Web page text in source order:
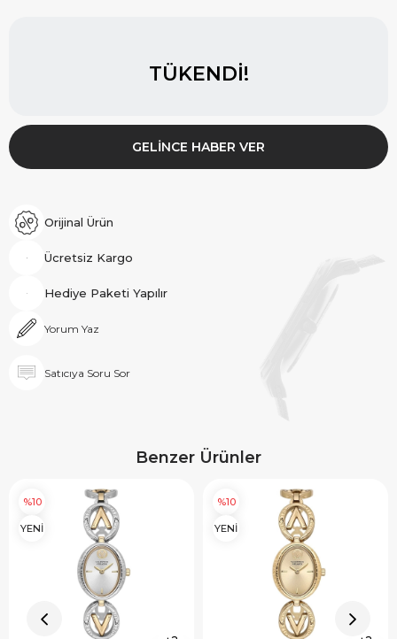
TÜKENDI!
GELINCE HABER VER
Orijinal Ürün
Ücretsiz Kargo
Hediye Paketi Yapılır
Yorum Yaz
Satıcıya Soru Sor
Benzer Ürünler
%10
YENİ
%10
YENİ